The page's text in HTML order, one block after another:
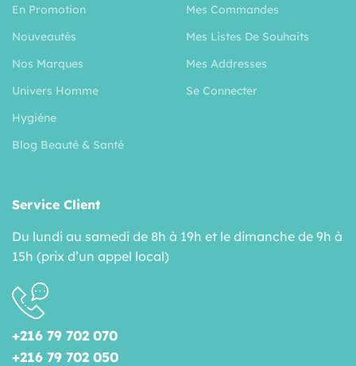
En Promotion
Nouveautés
Nos Marques
Univers Homme
Hygiéne
Blog Beauté & Santé
Mes Commandes
Mes Listes De Souhaits
Mes Addresses
Se Connecter
Service Client
Du lundi au samedi de 8h à 19h et le dimanche de 9h à
15h (prix d’un appel local)
+216 79 702 070
+216 79 702 050